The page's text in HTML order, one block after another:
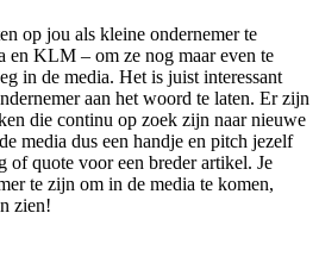
op jou als kleine ondernemer te
en KLM – om ze nog maar even te
in de media. Het is juist interessant
aan het woord te laten. Er zijn
die continu op zoek zijn naar nieuwe
media dus een handje en pitch jezelf
of quote voor een breder artikel. Je
te zijn om in de media te komen,
zien!